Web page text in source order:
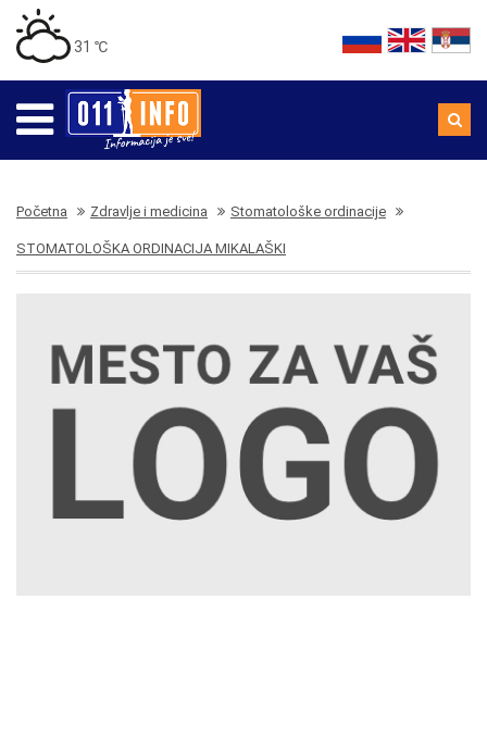
31 ℃
Početna Zdravlje i medicina Stomatološke ordinacije
STOMATOLOŠKA ORDINACIJA MIKALAŠKI